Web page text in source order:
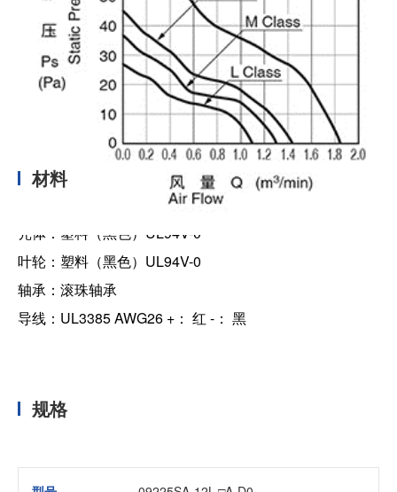
材料
壳体：塑料（黑色）UL94V-0
叶轮：塑料（黑色）UL94V-0
轴承：滚珠轴承
导线：UL3385 AWG26 +： 红 -： 黑
规格